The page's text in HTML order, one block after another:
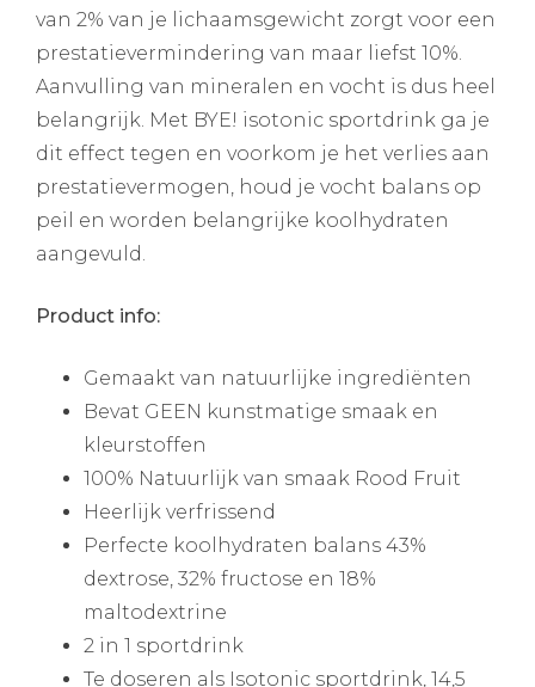
van 2% van je lichaamsgewicht zorgt voor een
prestatievermindering van maar liefst 10%.
Aanvulling van mineralen en vocht is dus heel
belangrijk. Met BYE! isotonic sportdrink ga je
dit effect tegen en voorkom je het verlies aan
prestatievermogen, houd je vocht balans op
peil en worden belangrijke koolhydraten
aangevuld.
Product info:
Gemaakt van natuurlijke ingrediënten
Bevat GEEN kunstmatige smaak en
kleurstoffen
100% Natuurlijk van smaak Rood Fruit
Heerlijk verfrissend
Perfecte koolhydraten balans 43%
dextrose, 32% fructose en 18%
maltodextrine
2 in 1 sportdrink
Te doseren als Isotonic sportdrink, 14,5